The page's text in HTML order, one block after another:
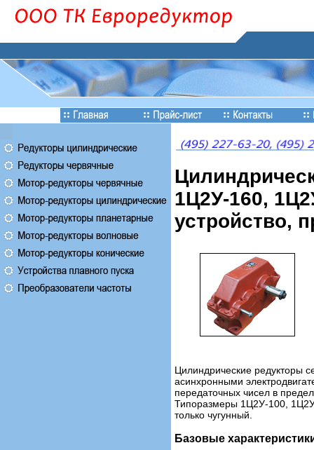
1Ц2У-160,
устройство,
Цилиндрические редукторы
асинхронными
передаточных чисел в
Типоразмеры 1Ц2У-100,
только чугунный.
Базовые